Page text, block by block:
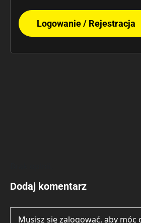
Logowanie / Rejestracja
Dodaj komentarz
Musisz sięzalogować, aby móc